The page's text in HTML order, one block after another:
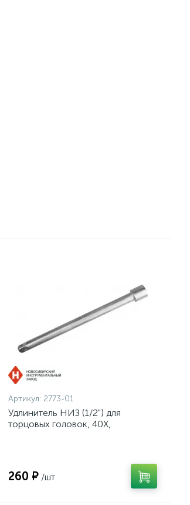
Артикул: 2773-01
Удлинитель НИЗ (1/2") для
торцовых головок, 40Х,
260 ₽ /шт